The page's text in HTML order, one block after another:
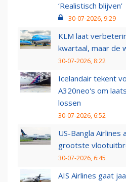
‘Realistisch blijven’
30-07-2026, 9:29
KLM laat
kwartaal, maar de
30-07-2026, 8:22
Icelandair tekent
A320neo's om
lossen
30-07-2026, 6:52
US-Bangla Airlines
grootste
30-07-2026, 6:45
AIS Airlines gaat